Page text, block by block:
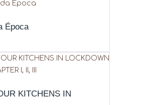
Época
KITCHENS IN